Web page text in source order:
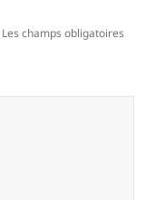
Les champs obligatoires